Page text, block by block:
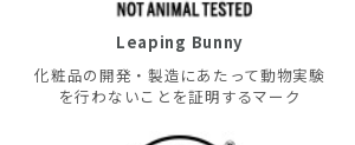
Leaping Bunny
化粧品の開発・製造にあたって動物実験
を行わないことを証明するマーク